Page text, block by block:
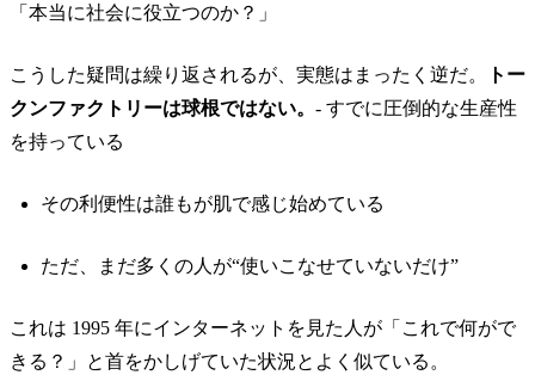
「本当に社会に役立つのか？」
こうした疑問は繰り返されるが、実態はまったく逆だ。
トー
クンファクトリーは球根ではない。 - すでに圧倒的な生産性
を持っている
その利便性は誰もが肌で感じ始めている
ただ、まだ多くの人が“使いこなせていないだけ”
これは 1995 年にインターネットを見た人が「これで何がで
きる？」と首をかしげていた状況とよく似ている。